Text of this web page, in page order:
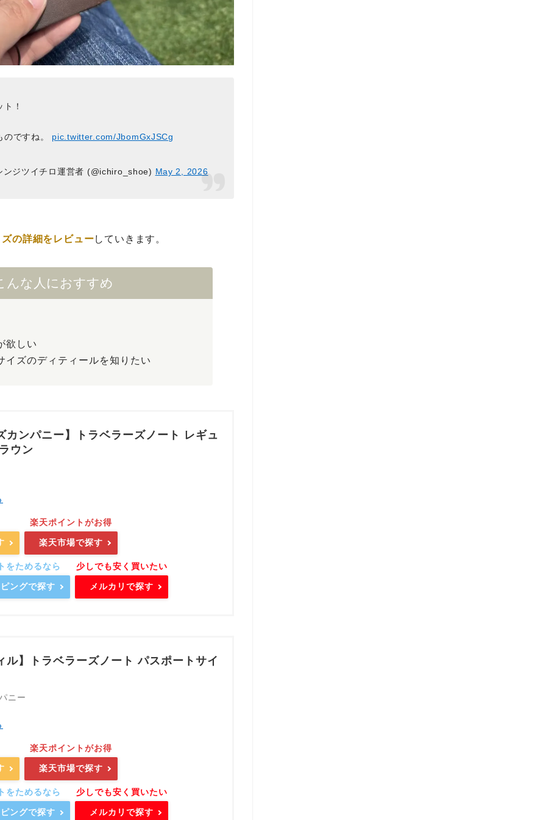
！
のですね。 pic.twitter.com/JbomGxJSCg
ジツイチロ運営者 (@ichiro_shoe) May 2, 2026
の詳細をレビューしていきます。
んな人におすすめ
欲しい
イズのディティールを知りたい
カンパニー】トラベラーズノート レギュ
ウン
楽天市場で探す
ングで探す メルカリで探す
ル】トラベラーズノート パスポートサイ
ニー
楽天市場で探す
ングで探す メルカリで探す